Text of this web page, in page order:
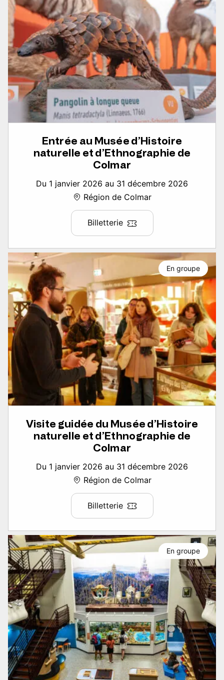
Entrée au Musée d’Histoire
naturelle et d’Ethnographie de
Colmar
Du 1 janvier 2026 au 31 décembre 2026
Région de Colmar
Billetterie
Visite guidée du Musée d’Histoire
naturelle et d’Ethnographie de
Colmar
Du 1 janvier 2026 au 31 décembre 2026
Région de Colmar
Billetterie
En groupe
En groupe